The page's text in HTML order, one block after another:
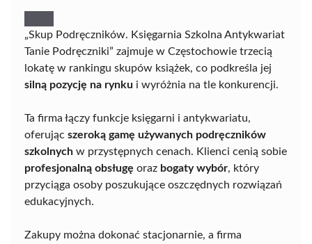
„Skup Podręczników. Księgarnia Szkolna Antykwariat
Tanie Podręczniki” zajmuje w Częstochowie trzecią
lokatę w rankingu skupów książek, co podkreśla jej
silną pozycję na rynku i wyróżnia na tle konkurencji.
Ta firma łączy funkcje księgarni i antykwariatu,
oferując szeroką gamę używanych podręczników
szkolnych w przystępnych cenach. Klienci cenią sobie
profesjonalną obsługę oraz bogaty wybór, który
przyciąga osoby poszukujące oszczędnych rozwiązań
edukacyjnych.
Zakupy można dokonać stacjonarnie, a firma